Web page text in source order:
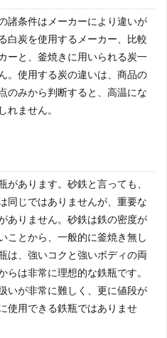
諸条件はメーカーにより違いが
白炭を使用するメーカー、比較
ーと、釜焼きに用いられる炭一
。使用する炭の違いは、商品の
のみから判断すると、高温にな
れません。
があります。砂鉄と言っても、
同じではありませんが、重要な
ありません。砂鉄は鉄の密度が
ことから、一般的に釜焼き無し
は、強いコクと強いボディの両
らは非常に理想的な鉄瓶です。
いが非常に難しく、更に値段が
使用できる鉄瓶ではありませ